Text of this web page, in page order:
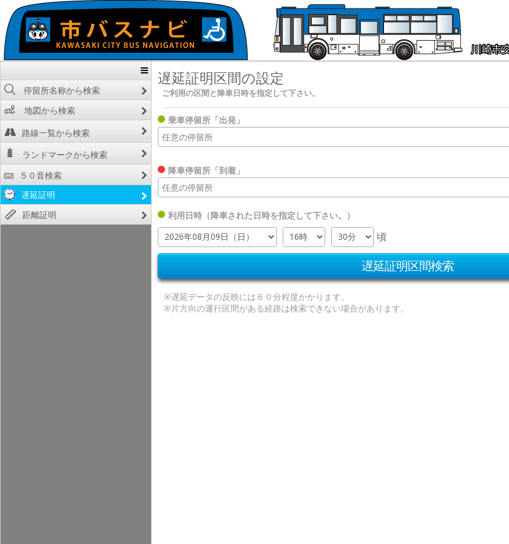
遅延証明区間の設定
ご利用の区間と降車日時を指定して下さい。
乗車停留所「出発」
降車停留所「到着」
利用日時（降車された日時を指定して下さい。）
頃
遅延証明区間検索
※遅延データの反映には６０分程度かかります。
※ 片方向の運行区間がある経路は検索できない場合があります。
停留所名称から検索
地図から検索
路線一覧から検索
ランドマークから検索
５０音検索
遅延証明
距離証明